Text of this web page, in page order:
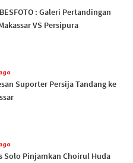
: Galeri Pertandingan
VS Persipura
Suporter Persija Tandang ke
Solo Pinjamkan Choirul Huda